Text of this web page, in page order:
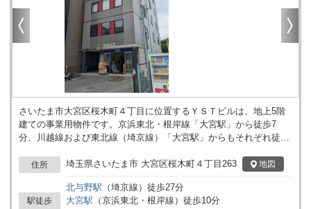
さいたま市大宮区桜木町４丁目に位置するＹＳＴビルは、地上5階
建ての事業用物件です。京浜東北・根岸線「大宮駅」から徒歩7
分、川越線および東北線（埼京線）「大宮駅」からもそれぞれ徒歩
平置き駐車場が設けられており、車での来館や業務用途において活
用できます。エレベーターは1基設置されており、上下階への移動
にも対応しています。様々なオフィスや事業拠点に適した構造とな
っており、各階の利用状況やプランに応じたご相談も可能です。大
住所 埼玉県さいたま市 大宮区桜木町４丁目263 地図
駅徒歩
北与野駅 （埼京線 ） 徒歩27分
大宮駅 （京浜東北・根岸線 ） 徒歩10分